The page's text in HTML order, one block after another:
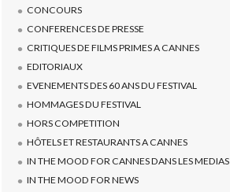
CONCOURS
CONFERENCES DE PRESSE
CRITIQUES DE FILMS PRIMES A CANNES
EDITORIAUX
EVENEMENTS DES 60 ANS DU FESTIVAL
HOMMAGES DU FESTIVAL
HORS COMPETITION
HÔTELS ET RESTAURANTS A CANNES
IN THE MOOD FOR CANNES DANS LES MEDIAS
IN THE MOOD FOR NEWS